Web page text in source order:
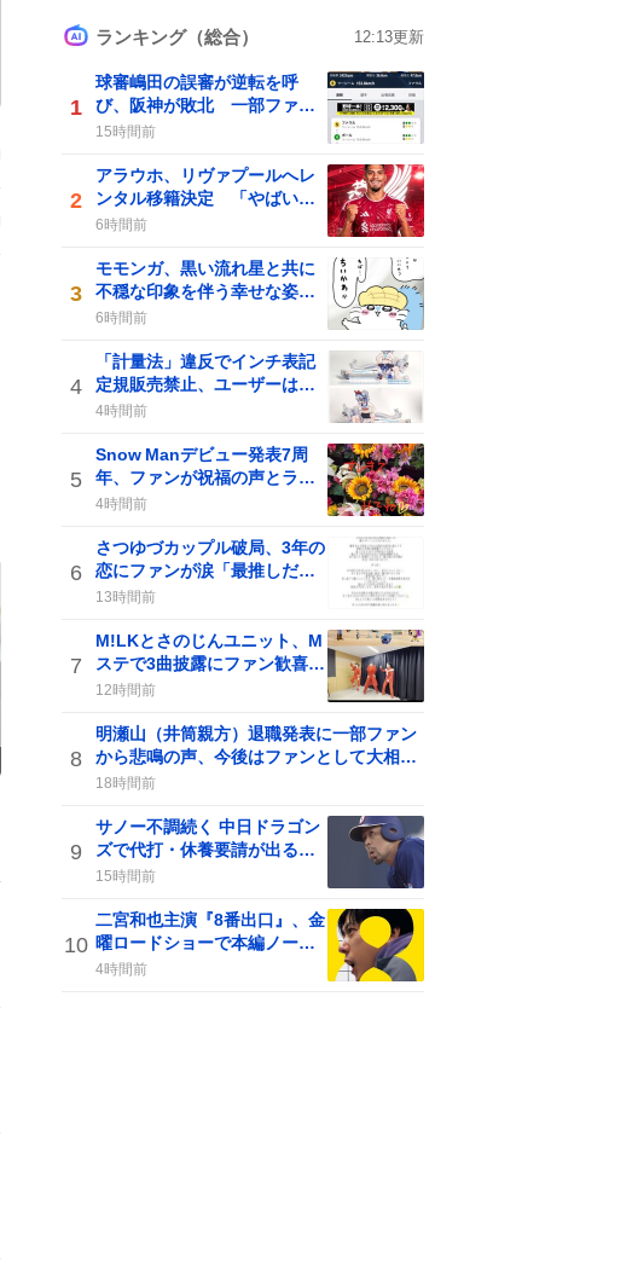
ランキング（総合） 12:13更新
1
球審嶋田の誤審が逆転を呼
び、阪神が敗北 一部ファン
からは批判の声も
15時間前
2
アラウホ、リヴァプールへレ
ンタル移籍決定 「やばい」
などの期待の声がSNSで広が
6時間前
3
モモンガ、黒い流れ星と共に
不穏な印象を伴う幸せな姿が
話題に 最新話で登場しファ
6時間前
4
「計量法」違反でインチ表記
定規販売禁止、ユーザーは
「知らなかった」驚き
4時間前
5
Snow Manデビュー発表7周
年、ファンが祝福の声とライ
ブ配信で盛り上がる
4時間前
6
さつゆづカップル破局、3年の
恋にファンが涙「最推しだっ
た」悲しみ
13時間前
7
M!LKとさのじんユニット、M
ステで3曲披露にファン歓喜が
話題に
12時間前
8
明瀬山（井筒親方）退職発表に一部ファン
から悲鳴の声、今後はファンとして大相撲
に貢献へ
18時間前
9
サノー不調続く 中日ドラゴン
ズで代打・休養要請が出る、
一部のファンの声が分かれる
15時間前
10
二宮和也主演『8番出口』、金
曜ロードショーで本編ノーカ
ット地上波初放送が決定！フ
4時間前